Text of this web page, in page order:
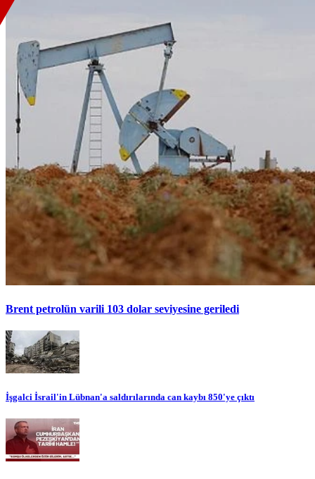
Brent petrolün varili 103 dolar seviyesine geriledi
İşgalci İsrail'in Lübnan'a saldırılarında can kaybı 850'ye çıktı